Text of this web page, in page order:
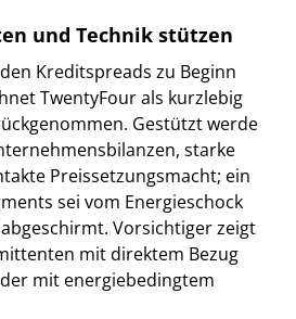
und Technik stützen
Kreditspreads zu Beginn
TwentyFour als kurzlebig
Gestützt werde
starke
Preissetzungsmacht; ein
sei vom Energieschock
Vorsichtiger zeigt
mit direktem Bezug
mit energiebedingtem